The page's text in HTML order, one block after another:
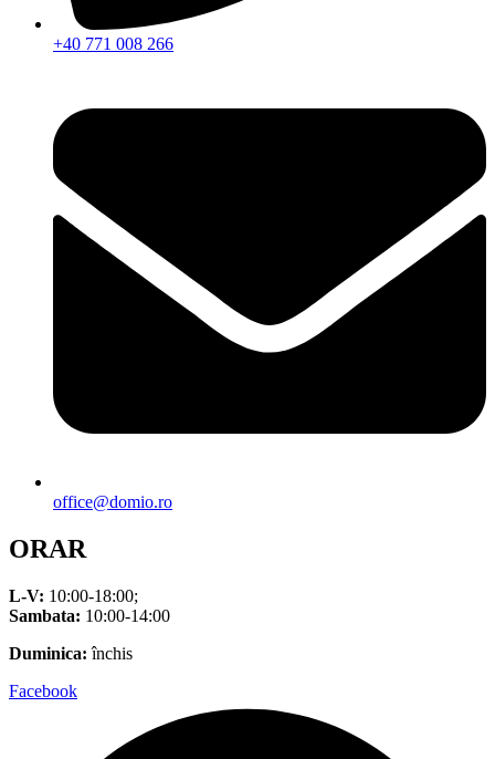
+40 771 008 266
office@domio.ro
ORAR
L-V: 10:00-18:00;
Sambata: 10:00-14:00
Duminica: închis
Facebook